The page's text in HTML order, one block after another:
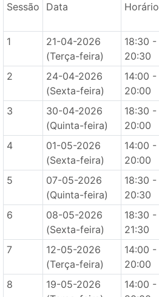
Sessão
Data Horário
1
21-04-2026
(Terça-feira)
18:30 -
20:30
2
24-04-2026
(Sexta-feira)
14:00 -
20:00
3
30-04-2026
(Quinta-feira)
18:30 -
20:00
4
01-05-2026
(Sexta-feira)
14:00 -
20:00
5
07-05-2026
(Quinta-feira)
18:30 -
20:30
6
08-05-2026
(Sexta-feira)
18:30 -
21:30
7
12-05-2026
(Terça-feira)
14:00 -
20:00
8
19-05-2026
14:00 -